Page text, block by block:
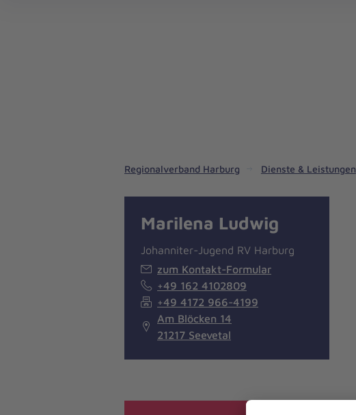
Regionalverband Harburg Dienste & Leistungen
Marilena Ludwig
Johanniter-Jugend RV Harburg
zum Kontakt-Formular
+49 162 4102809
+49 4172 966-4199
Am Blöcken 14
21217 Seevetal